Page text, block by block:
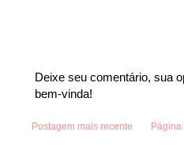
Deixe seu comentário, sua
bem-vinda!
Postagem mais recente Página